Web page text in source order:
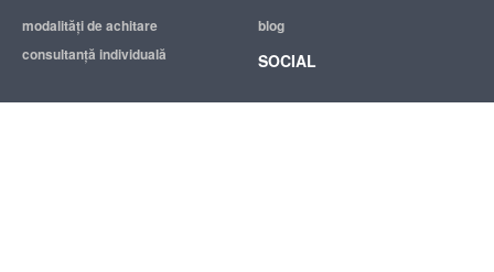
modalităţi de achitare
consultanță individuală
blog
SOCIAL